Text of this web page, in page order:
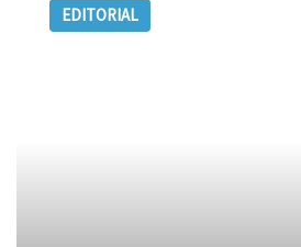
EDITORIAL